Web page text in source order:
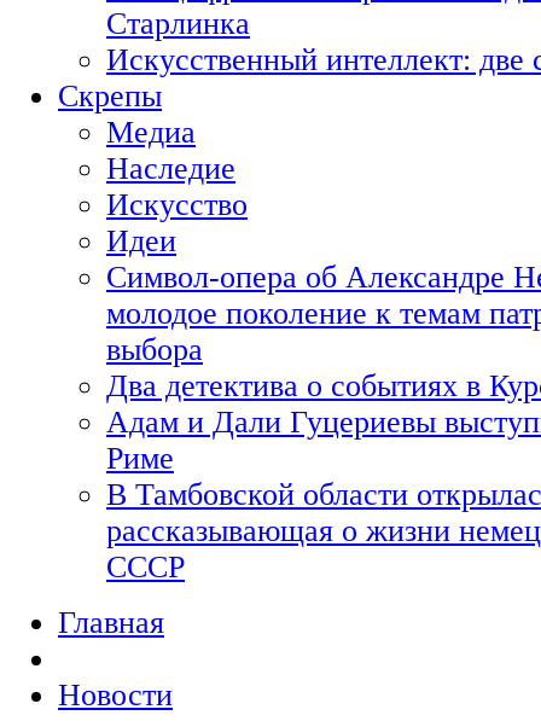
Старлинка
Искусственный интеллект:
Скрепы
Медиа
Наследие
Искусство
Идеи
Символ-опера об Александре
молодое поколение к темам
выбора
Два детектива о событиях в
Адам и Дали Гуцериевы
Риме
В Тамбовской области
рассказывающая о жизни
СССР
Главная
Новости